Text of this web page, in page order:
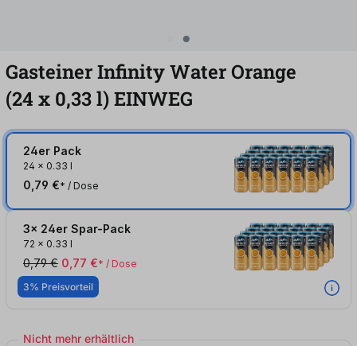
Gasteiner Infinity Water Orange
(24 x 0,33l)EINWEG
24er Pack
24 x 0.33 l
0,79 €* / Dose
3x 24er Spar-Pack
72 x 0.33 l
0,79 € 0,77 €* / Dose
3% Preisvorteil
Nicht mehr erhältlich